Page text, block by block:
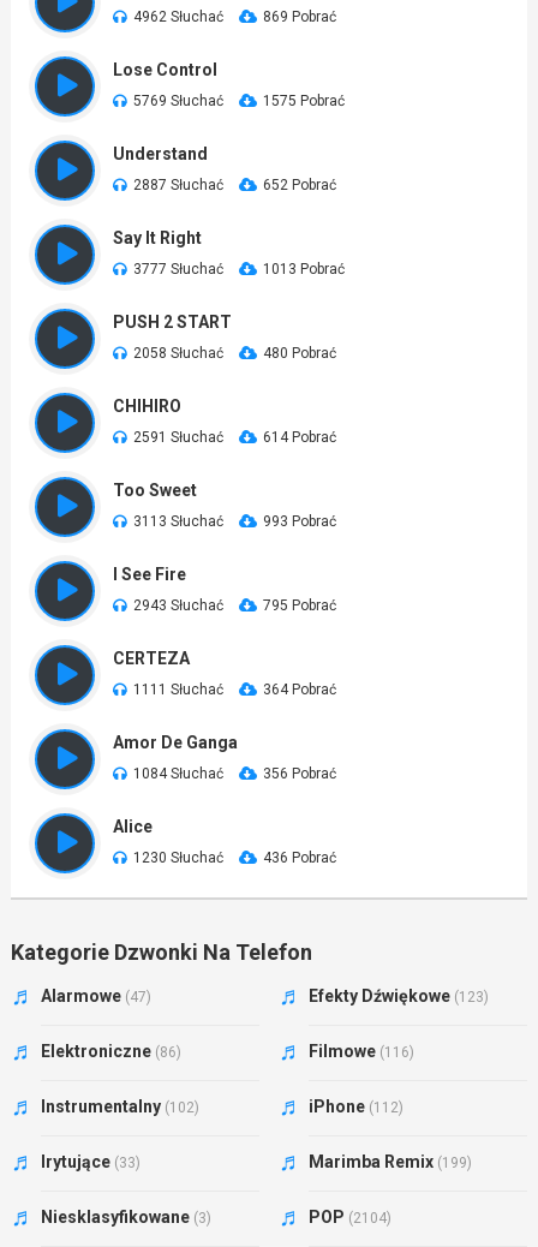
4962 Słuchać 869 Pobrać
Lose Control
5769 Słuchać 1575 Pobrać
Understand
2887 Słuchać 652 Pobrać
Say It Right
3777 Słuchać 1013 Pobrać
PUSH 2 START
2058 Słuchać 480 Pobrać
CHIHIRO
2591 Słuchać 614 Pobrać
Too Sweet
3113 Słuchać 993 Pobrać
I See Fire
2943 Słuchać 795 Pobrać
CERTEZA
1111 Słuchać 364 Pobrać
Amor De Ganga
1084 Słuchać 356 Pobrać
Alice
1230 Słuchać 436 Pobrać
Kategorie Dzwonki Na Telefon
Alarmowe (47) Efekty Dźwiękowe (123)
Elektroniczne (86) Filmowe (116)
Instrumentalny (102) iPhone (112)
Irytujące (33) Marimba Remix (199)
Niesklasyfikowane (3) POP (2104)